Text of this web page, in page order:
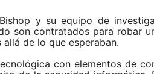
y su equipo de
son contratados para robar
de lo que esperaban.
con elementos de